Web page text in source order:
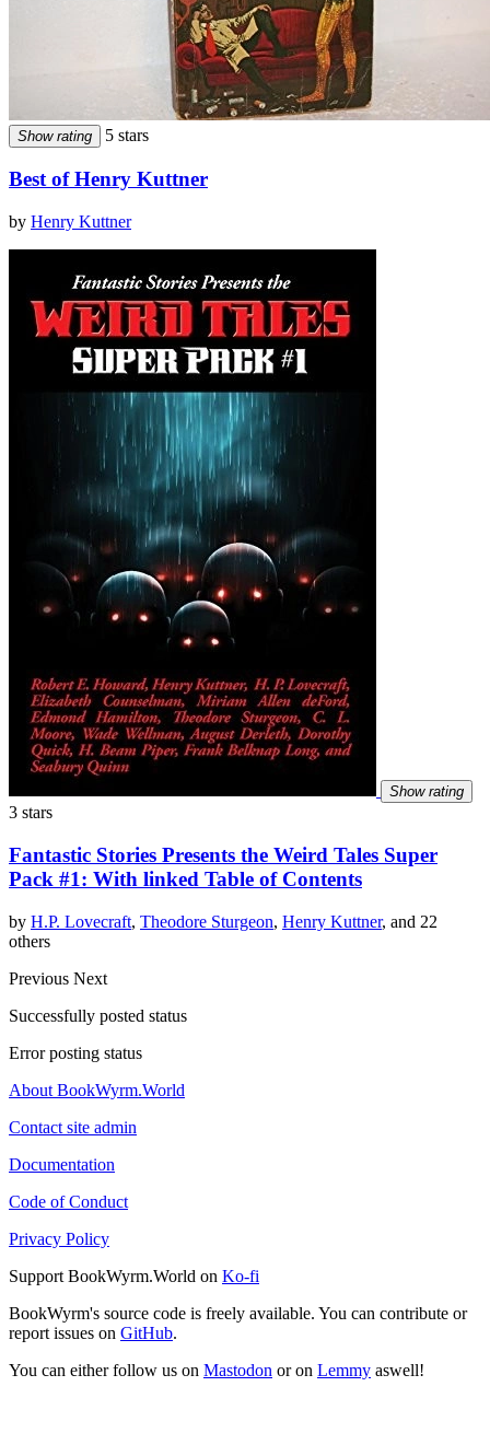
Show rating 5 stars
Best of Henry Kuttner
by Henry Kuttner
Show rating
3 stars
Fantastic Stories Presents the Weird Tales Super
Pack #1: With linked Table of Contents
by H.P. Lovecraft, Theodore Sturgeon, Henry Kuttner, and 22
others
Previous Next
Successfully posted status
Error posting status
About BookWyrm.World
Contact site admin
Documentation
Code of Conduct
Privacy Policy
Support BookWyrm.World on Ko-fi
BookWyrm's source code is freely available. You can contribute or
report issues on GitHub.
You can either follow us on Mastodon or on Lemmy aswell!